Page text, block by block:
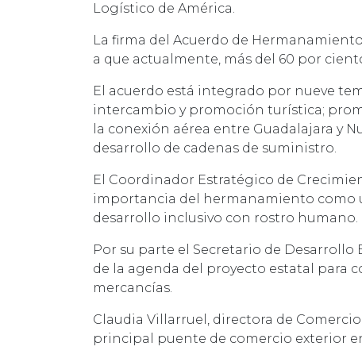
Logístico de América.
La firma del Acuerdo de
a que actualmente, más del 60 por
El acuerdo está integrado por nueve
intercambio y promoción turística;
la conexión aérea entre Guadalajara y
desarrollo de cadenas de suministro.
El Coordinador Estratégico de
importancia del hermanamiento como
desarrollo inclusivo con rostro humano.
Por su parte el Secretario de
de la agenda del proyecto estatal para
mercancías.
Claudia Villarruel, directora de Comercio
principal puente de comercio exterior